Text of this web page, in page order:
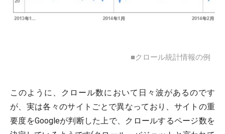
■クロール統計情報の例
このように、クロール数において日々波があるのです
が、実は各々のサイトごとで異なっており、サイトの重
要度をGoogleが判断した上で、クロールするページ数を